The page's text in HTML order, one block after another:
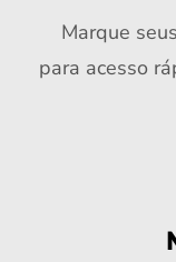
Marque
para acesso